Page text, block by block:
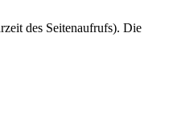
des Seitenaufrufs). Die